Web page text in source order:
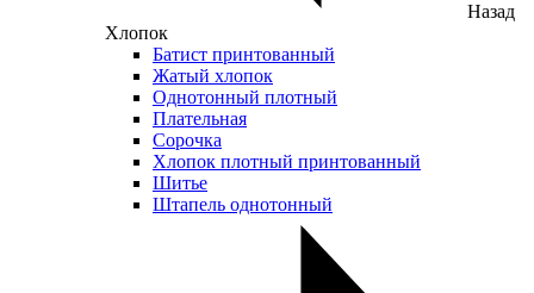
Назад
Хлопок
Батист принтованный
Жатый хлопок
Однотонный плотный
Плательная
Сорочка
Хлопок плотный принтованный
Шитье
Штапель однотонный